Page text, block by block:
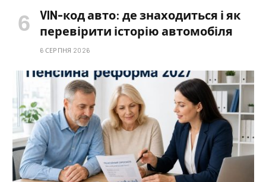
VIN-код авто: де знаходиться і як
перевірити історію автомобіля
6 СЕРПНЯ 2026